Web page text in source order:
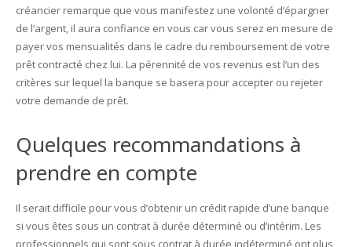
créancier remarque que vous manifestez une volonté d’épargner
de l’argent, il aura confiance en vous car vous serez en mesure de
payer vos mensualités dans le cadre du remboursement de votre
prêt contracté chez lui. La pérennité de vos revenus est l’un des
critères sur lequel la banque se basera pour accepter ou rejeter
votre demande de prêt.
Quelques recommandations à
prendre en compte
Il serait difficile pour vous d’obtenir un crédit rapide d’une banque
si vous êtes sous un contrat à durée déterminé ou d’intérim. Les
professionnels qui sont sous contrat à durée indéterminé ont plus